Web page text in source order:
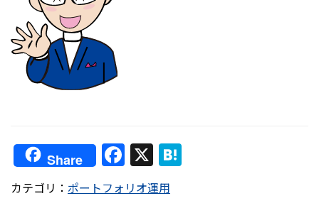
Share F
a
c
X
カテゴリ： ポートフォリオ運用